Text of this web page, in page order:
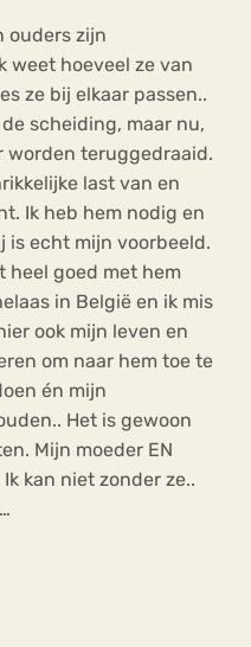
ouders zijn
weet hoeveel ze van
ze bij elkaar passen..
scheiding, maar nu,
worden teruggedraaid.
last van en
Ik heb hem nodig en
is echt mijn voorbeeld.
heel goed met hem
in België en ik mis
ook mijn leven en
om naar hem toe te
én mijn
Het is gewoon
Mijn moeder EN
kan niet zonder ze..